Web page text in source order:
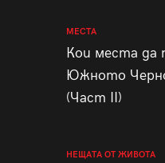
МЕСТА
Кои места да
Южното
(Част II)
НЕЩАТА ОТ ЖИВОТА